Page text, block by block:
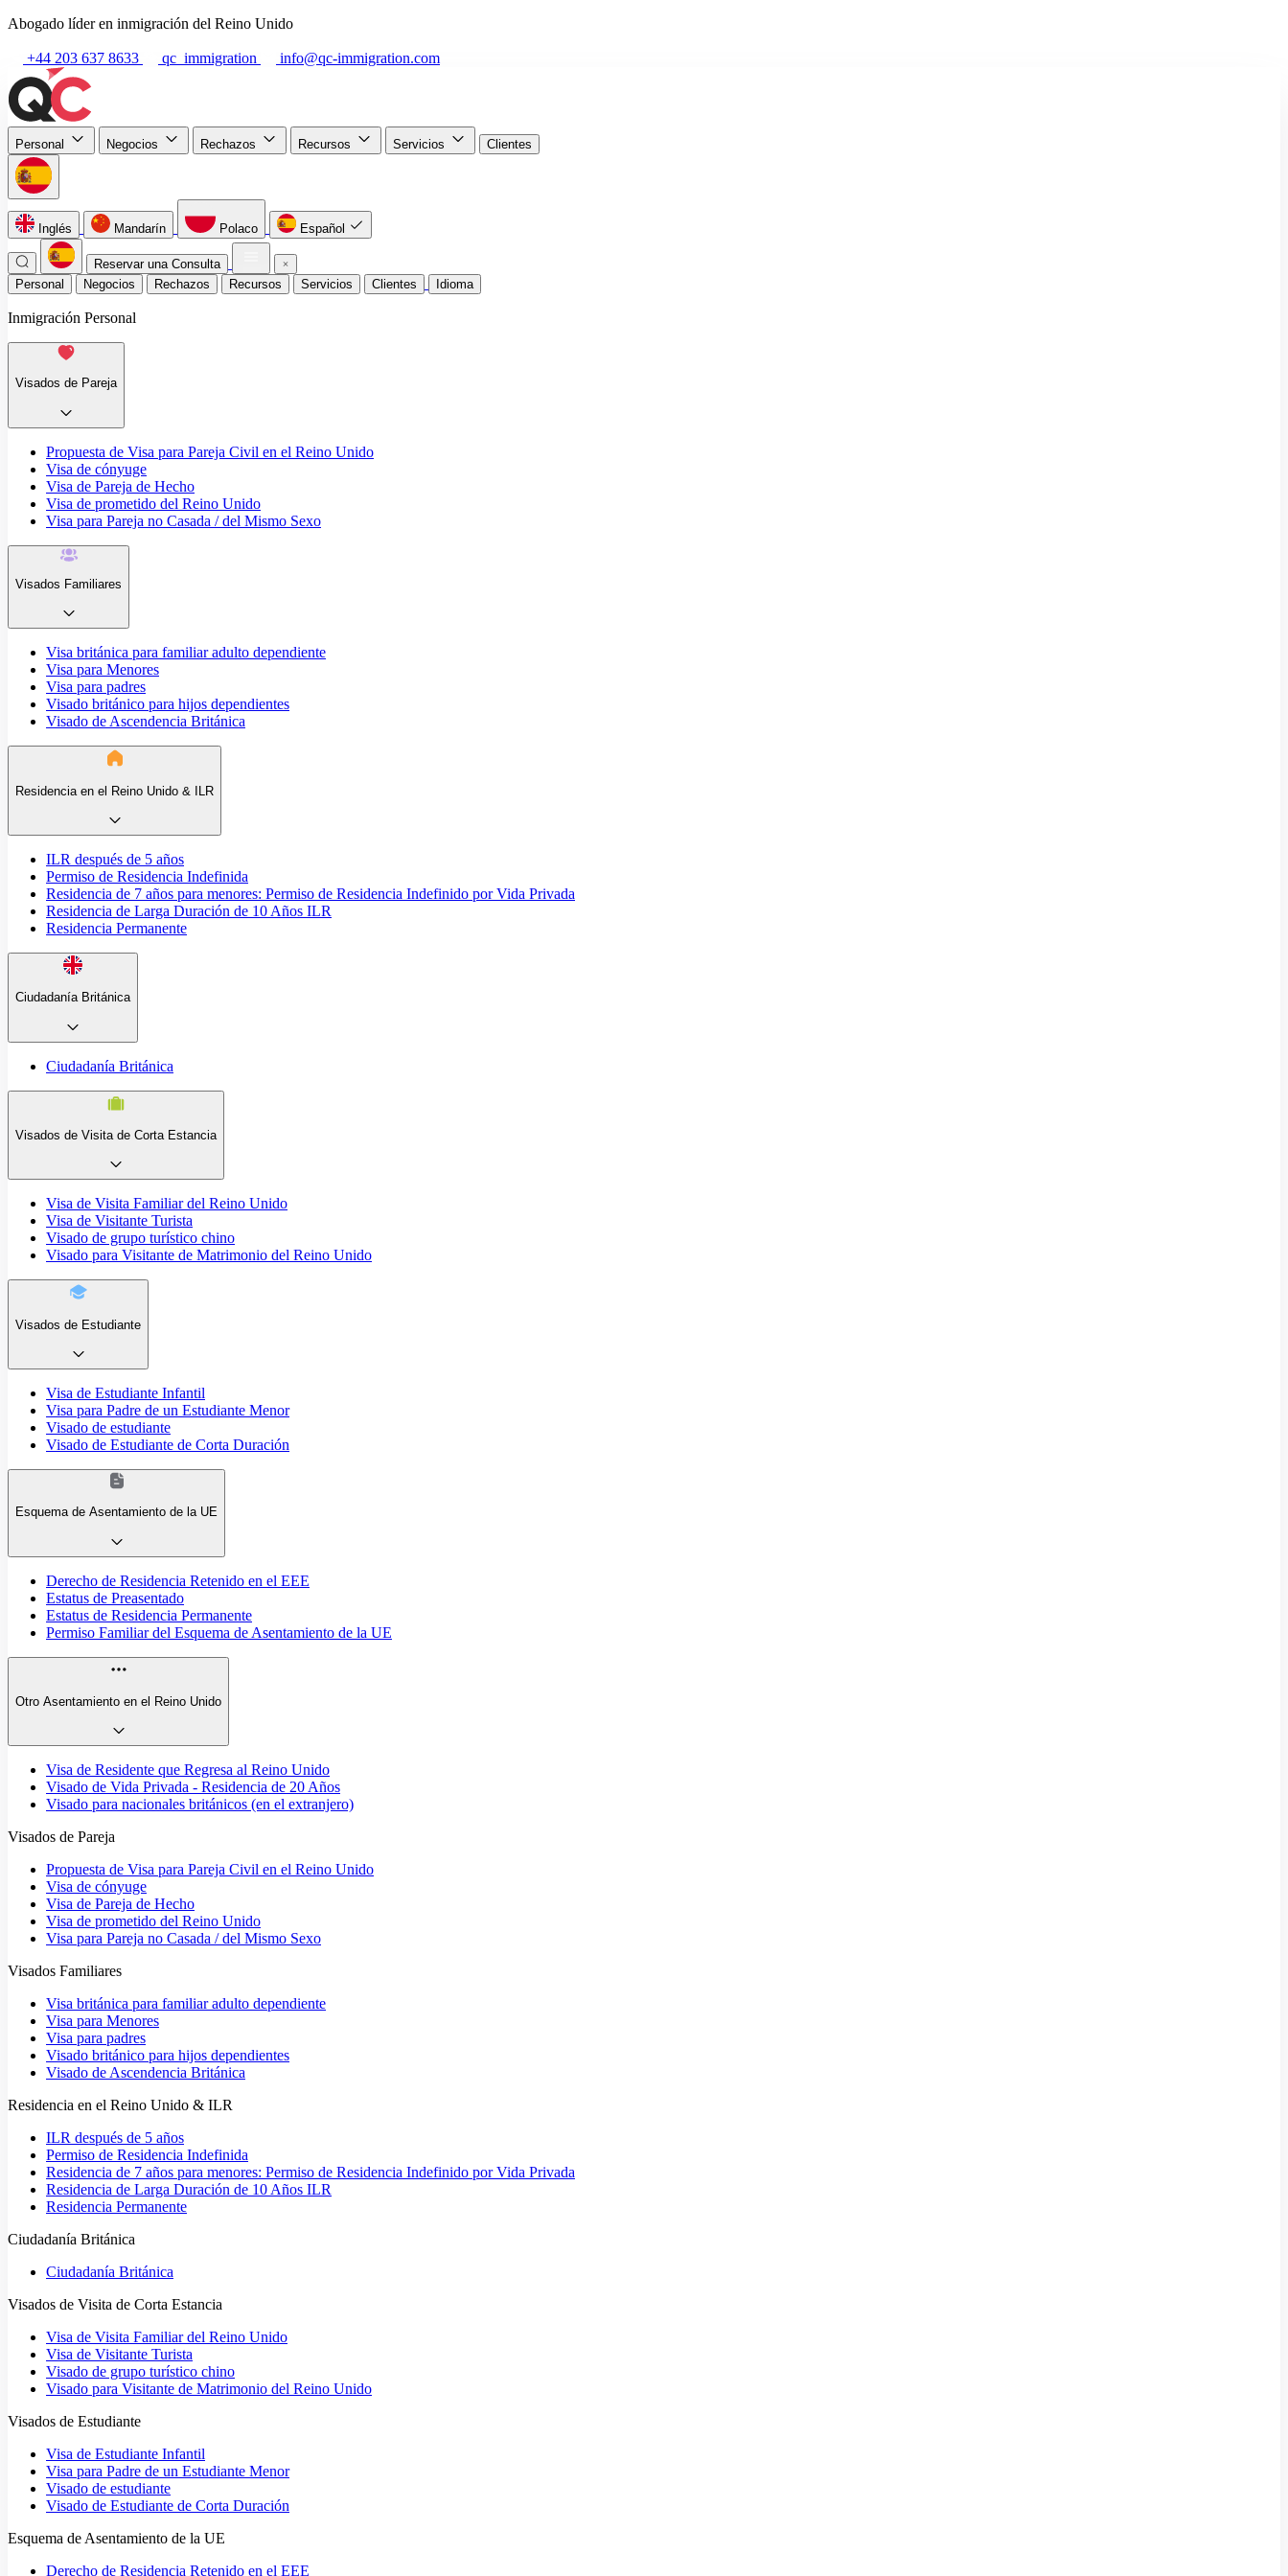
Abogado líder en inmigración del Reino Unido
+44 203 637 8633 qc_immigration info@qc-immigration.com
Personal Negocios Rechazos Recursos Servicios Clientes
Inglés Mandarín Polaco Español
Reservar una Consulta
Personal
Negocios Rechazos Recursos Servicios Clientes Idioma
Inmigración Personal
Visados de Pareja
Propuesta de Visa para Pareja Civil en el Reino Unido
Visa de cónyuge
Visa de Pareja de Hecho
Visa de prometido del Reino Unido
Visa para Pareja no Casada / del Mismo Sexo
Visados Familiares
Visa británica para familiar adulto dependiente
Visa para Menores
Visa para padres
Visado británico para hijos dependientes
Visado de Ascendencia Británica
Residencia en el Reino Unido & ILR
ILR después de 5 años
Permiso de Residencia Indefinida
Residencia de 7 años para menores: Permiso de Residencia Indefinido por Vida Privada
Residencia de Larga Duración de 10 Años ILR
Residencia Permanente
Ciudadanía Británica
Ciudadanía Británica
Visados de Visita de Corta Estancia
Visa de Visita Familiar del Reino Unido
Visa de Visitante Turista
Visado de grupo turístico chino
Visado para Visitante de Matrimonio del Reino Unido
Visados de Estudiante
Visa de Estudiante Infantil
Visa para Padre de un Estudiante Menor
Visado de estudiante
Visado de Estudiante de Corta Duración
Esquema de Asentamiento de la UE
Derecho de Residencia Retenido en el EEE
Estatus de Preasentado
Estatus de Residencia Permanente
Permiso Familiar del Esquema de Asentamiento de la UE
Otro Asentamiento en el Reino Unido
Visa de Residente que Regresa al Reino Unido
Visado de Vida Privada - Residencia de 20 Años
Visado para nacionales británicos (en el extranjero)
Visados de Pareja
Propuesta de Visa para Pareja Civil en el Reino Unido
Visa de cónyuge
Visa de Pareja de Hecho
Visa de prometido del Reino Unido
Visa para Pareja no Casada / del Mismo Sexo
Visados Familiares
Visa británica para familiar adulto dependiente
Visa para Menores
Visa para padres
Visado británico para hijos dependientes
Visado de Ascendencia Británica
Residencia en el Reino Unido & ILR
ILR después de 5 años
Permiso de Residencia Indefinida
Residencia de 7 años para menores: Permiso de Residencia Indefinido por Vida Privada
Residencia de Larga Duración de 10 Años ILR
Residencia Permanente
Ciudadanía Británica
Ciudadanía Británica
Visados de Visita de Corta Estancia
Visa de Visita Familiar del Reino Unido
Visa de Visitante Turista
Visado de grupo turístico chino
Visado para Visitante de Matrimonio del Reino Unido
Visados de Estudiante
Visa de Estudiante Infantil
Visa para Padre de un Estudiante Menor
Visado de estudiante
Visado de Estudiante de Corta Duración
Esquema de Asentamiento de la UE
Derecho de Residencia Retenido en el EEE